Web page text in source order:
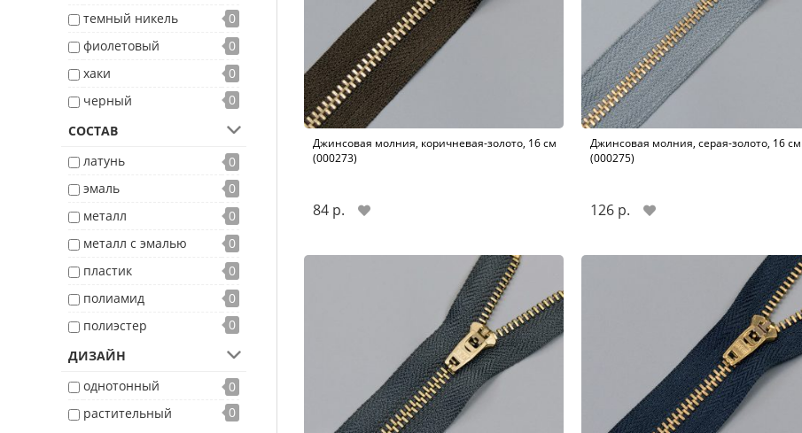
темный никель
0
фиолетовый
0
хаки
0
черный
0
СОСТАВ
латунь
0
эмаль
0
металл
0
металл с эмалью
0
пластик
0
полиамид
0
полиэстер
0
ДИЗАЙН
однотонный
0
растительный
0
Джинсовая молния, коричневая-золото, 16 см
(000273)
84 р.
Джинсовая молния, серая-золото, 16 см
(000275)
126 р.